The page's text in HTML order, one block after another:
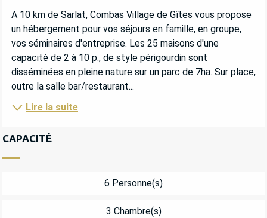
DESCRIPTION
A 10 km de Sarlat, Combas Village de Gîtes vous propose
un hébergement pour vos séjours en famille, en groupe,
vos séminaires d'entreprise. Les 25 maisons d'une
capacité de 2 à 10 p., de style périgourdin sont
disséminées en pleine nature sur un parc de 7ha. Sur place,
outre la salle bar/restaurant...
Lire la suite
CAPACITÉ
6 Personne(s)
3 Chambre(s)